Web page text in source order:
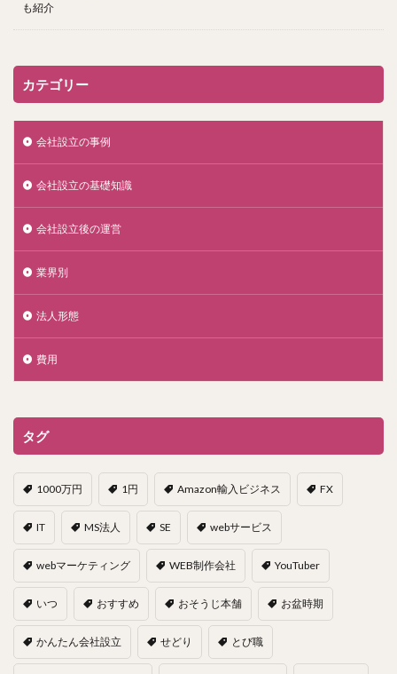
も紹介
カテゴリー
会社設立の事例
会社設立の基礎知識
会社設立後の運営
業界別
法人形態
費用
タグ
1000万円 1円 Amazon輸入ビジネス FX
IT MS法人 SE webサービス
webマーケティング WEB制作会社 YouTuber
いつ おすすめ おそうじ本舗 お盆時期
かんたん会社設立 せどり とび職